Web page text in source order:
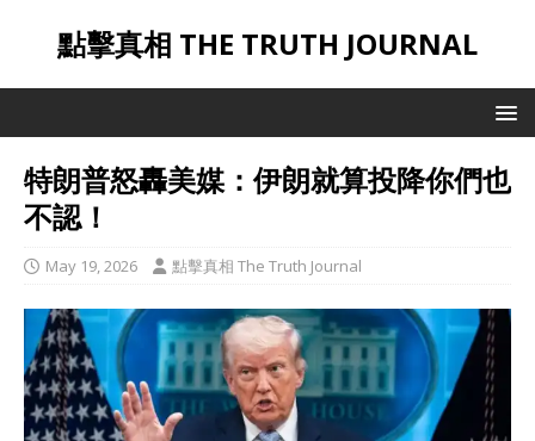
點擊真相 THE TRUTH JOURNAL
特朗普怒轟美媒：伊朗就算投降你們也
不認！
May 19, 2026 點擊真相 The Truth Journal